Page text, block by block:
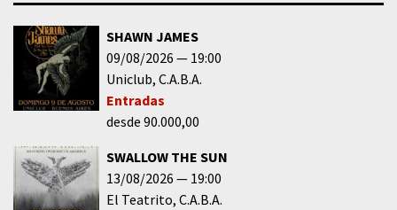
SHAWN JAMES
09/08/2026
19:00
Uniclub C.A.B.A.
Entradas
desde 90.000,00
SWALLOW THE SUN
13/08/2026
19:00
El Teatrito C.A.B.A.